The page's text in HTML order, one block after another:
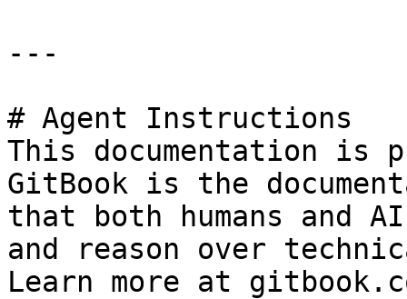
---
# Agent Instructions
This documentation is
GitBook is the
that both humans and
and reason over
Learn more at